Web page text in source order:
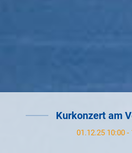
Kurkonzert am
01.12.25 10:00 -